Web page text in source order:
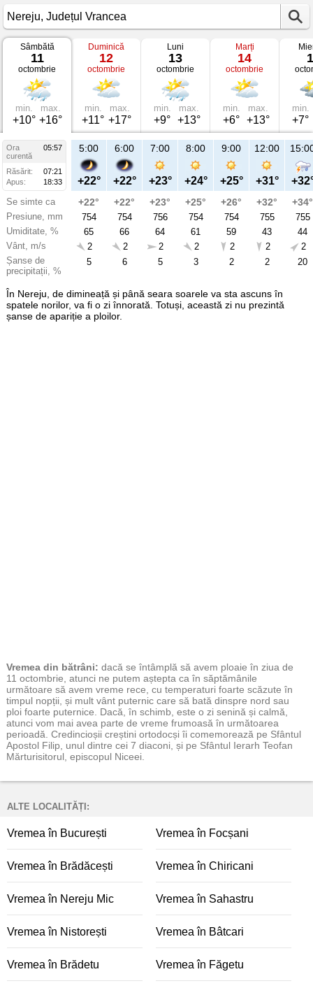
Vremea
Nereju
octombrie
2025
Județul
Vrancea
Sâmbătă
11
octombrie
min.
+10°
max.
+16°
Duminică
12
octombrie
min.
+11°
max.
+17°
Luni
13
octombrie
min.
+9°
max.
+13°
Marți
14
octombrie
min.
+6°
max.
+13°
min.
+7°
Ora
05:57
curentă
Răsărit:
07:21
Apus:
18:33
Se simte ca
Presiune, mm
Umiditate, %
Vânt, m/s
Șanse de
precipitații, %
5:00
+22°
+22°
754
65
2
5
6:00
+22°
+22°
754
66
2
6
7:00
+23°
+23°
756
64
2
5
8:00
+24°
+25°
754
61
2
3
9:00
+25°
+26°
754
59
2
2
12:00
+31°
+32°
755
43
2
2
+34°
755
44
2
20
În Nereju, de dimineață și până seara soarele va sta ascuns în
spatele norilor, va fi o zi înnorată. Totuși, această zi nu prezintă
șanse de apariție a ploilor.
Vremea din bătrâni: dacă se întâmplă să avem ploaie în ziua de
11 octombrie, atunci ne putem aștepta ca în săptămânile
următoare să avem vreme rece, cu temperaturi foarte scăzute în
timpul nopții, și mult vânt puternic care să bată dinspre nord sau
ploi foarte puternice. Dacă, în schimb, este o zi senină și calmă,
atunci vom mai avea parte de vreme frumoasă în următoarea
perioadă. Credincioșii creștini ortodocși îi comemorează pe Sfântul
Apostol Filip, unul dintre cei 7 diaconi, și pe Sfântul Ierarh Teofan
Mărturisitorul, episcopul Niceei.
ALTE LOCALITĂȚI:
Vremea în București Vremea în Focșani
Vremea în Brădăcești Vremea în Chiricani
Vremea în Nereju Mic Vremea în Sahastru
Vremea în Nistorești Vremea în Bâtcari
Vremea în Brădetu Vremea în Făgetu